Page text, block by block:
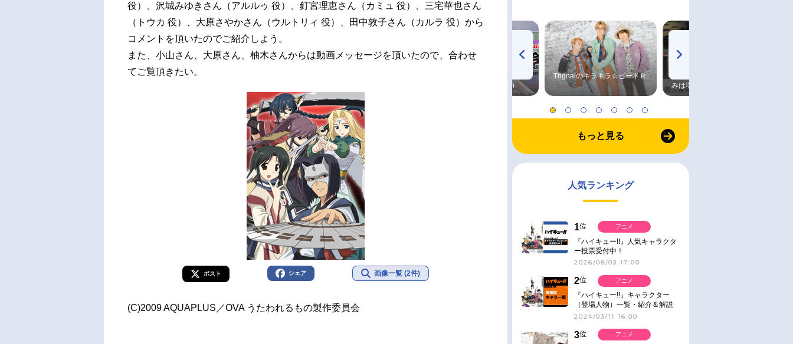
役）、沢城みゆきさん（アルルゥ 役）、釘宮理恵さん（カミュ 役）、三宅華也さん
（トウカ 役）、大原さやかさん（ウルトリィ 役）、田中敦子さん（カルラ 役）から
コメントを頂いたのでご紹介しよう。
また、小山さん、大原さん、柚木さんからは動画メッセージを頂いたので、合わせ
てご覧頂きたい。
ポスト シェア 画像一覧 (2件)
(C)2009 AQUAPLUS／OVA うたわれるもの製作委員会
radio 大直会 2nd season
Trignalのキラキラ☆ビートＲ
みは塩だけ
もっと見る
人気ランキング
1位
『ハイキュー!!』人気キャラクタ
ー投票受付中！
2026/08/03 17:00
アニメ
2位
『ハイキュー!!』キャラクター
（登場人物）一覧・紹介＆解説
2024/03/11 16:00
アニメ
3位
アニメ